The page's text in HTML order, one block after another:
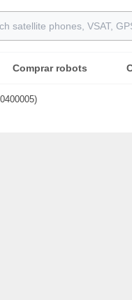
Comprar robots